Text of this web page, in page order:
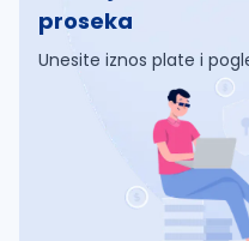
proseka
Unesite iznos plate i